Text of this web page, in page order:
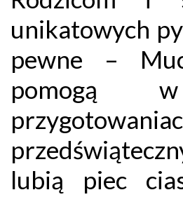
unikatowych
pewne –
pomogą
lubią piec